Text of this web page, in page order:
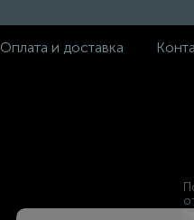
Оплата и доставка